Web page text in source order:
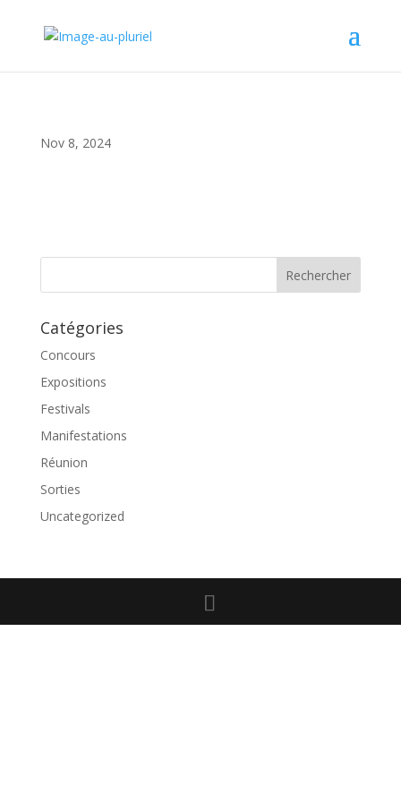
Nov 8, 2024
Catégories
Concours
Expositions
Festivals
Manifestations
Réunion
Sorties
Uncategorized